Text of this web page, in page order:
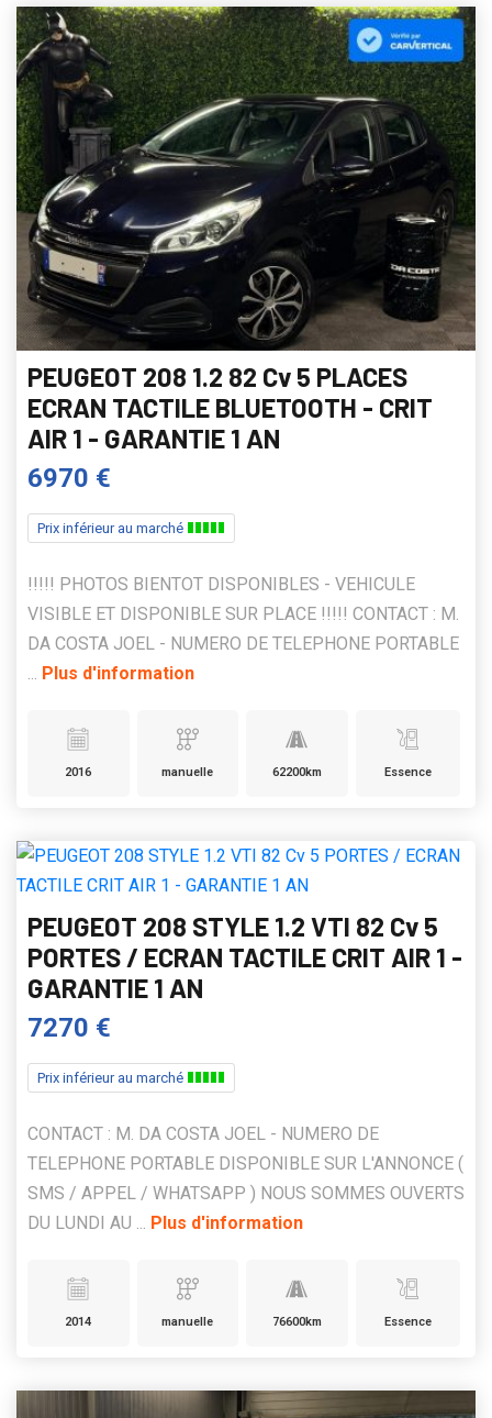
PEUGEOT 208 1.2 82 Cv 5 PLACES
ECRAN TACTILE BLUETOOTH - CRIT
AIR 1 - GARANTIE 1 AN
6970 €
Prix inférieur au marché
!!!!! PHOTOS BIENTOT DISPONIBLES - VEHICULE
VISIBLE ET DISPONIBLE SUR PLACE !!!!! CONTACT : M.
DA COSTA JOEL - NUMERO DE TELEPHONE PORTABLE
... Plus d'information
2016 manuelle 62200km Essence
PEUGEOT 208 STYLE 1.2 VTI 82 Cv 5
PORTES / ECRAN TACTILE CRIT AIR 1 -
GARANTIE 1 AN
7270 €
Prix inférieur au marché
CONTACT : M. DA COSTA JOEL - NUMERO DE
TELEPHONE PORTABLE DISPONIBLE SUR L'ANNONCE (
SMS / APPEL / WHATSAPP ) NOUS SOMMES OUVERTS
DU LUNDI AU ... Plus d'information
2014 manuelle 76600km Essence